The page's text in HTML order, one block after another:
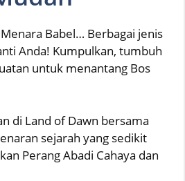
Babel… Berbagai jenis
Anda! Kumpulkan, tumbuh
untuk menantang Bos
di Land of Dawn bersama
sejarah yang sedikit
Perang Abadi Cahaya dan